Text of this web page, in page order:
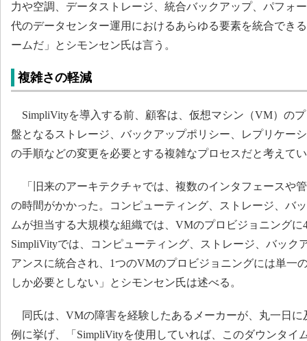
力や空調、データストレージ、統合バックアップ、パフォ
代のデータセンター運用におけるあらゆる要素を統合でき
ームだ」とシモンセン氏は言う。
複雑さの軽減
SimpliVityを導入する前、顧客は、仮想マシン（VM）の
盤となるストレージ、バックアップポリシー、レプリケー
の手順などの変更を必要とする複雑なプロセスだと考えて
「旧来のアーキテクチャでは、複数のインタフェースや
の時間がかかった。コンピューティング、ストレージ、バ
ムが担当する大規模な組織では、VMのプロビジョニング
SimpliVityでは、コンピューティング、ストレージ、バック
アンスに統合され、1つのVMのプロビジョニングには単一
しか必要としない」とシモンセン氏は述べる。
同氏は、VMの障害を経験したあるメーカーが、丸一日に
例に挙げ、「SimpliVityを使用していれば、このダウンタイ